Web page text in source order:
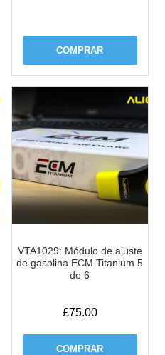
COMPRAR
VTA1029: Módulo de ajuste
de gasolina ECM Titanium 5
de 6
£75.00
COMPRAR